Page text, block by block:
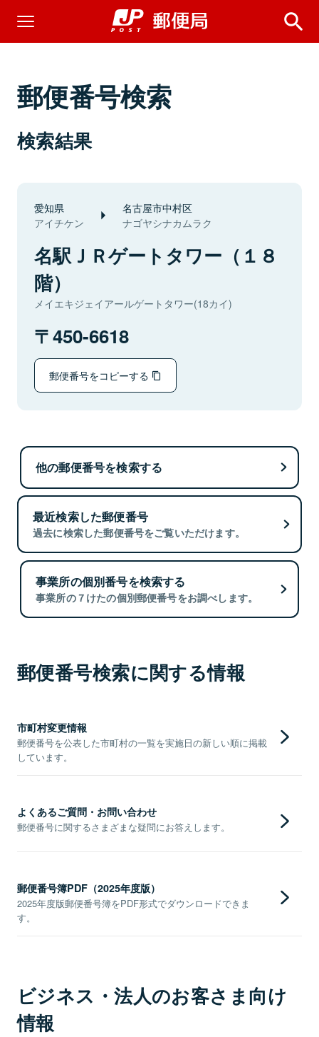
郵便番号検索
検索結果
愛知県
アイチケン
名古屋市中村区
ナゴヤシナカムラク
名駅ＪＲゲートタワー（１８
階）
メイエキジェイアールゲートタワー(18カイ)
450-6618
郵便番号をコピーする
他の郵便番号を検索する
最近検索した郵便番号
過去に検索した郵便番号をご覧いただけます。
事業所の個別番号を検索する
事業所の７けたの個別郵便番号をお調べします。
郵便番号検索に関する情報
市町村変更情報
郵便番号を公表した市町村の一覧を実施日の新しい順に掲載
しています。
よくあるご質問・お問い合わせ
郵便番号に関するさまざまな疑問にお答えします。
郵便番号簿PDF（2025年度版）
2025年度版郵便番号簿をPDF形式でダウンロードできま
す。
ビジネス・法人のお客さま向け
情報